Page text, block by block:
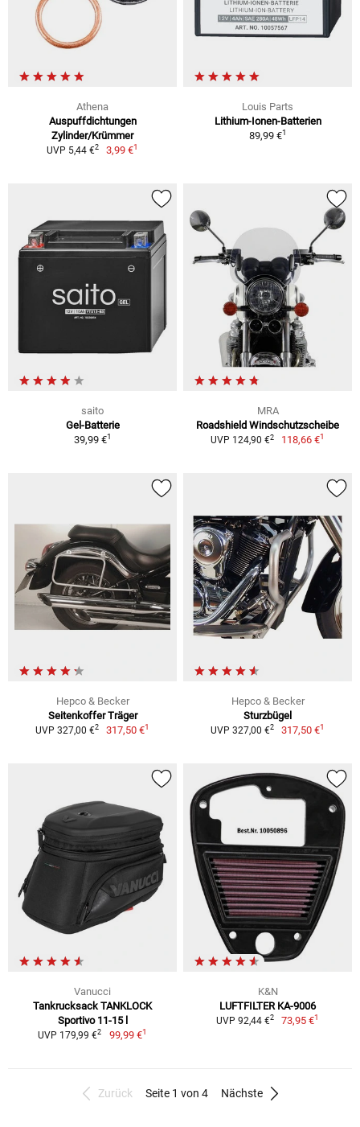
Athena
Auspuffdichtungen
Zylinder/Krümmer
UVP 5,44 €2 3,99 €1
Louis Parts
Lithium-Ionen-Batterien
89,99 €1
saito
Gel-Batterie
39,99 €1
MRA
Roadshield Windschutzscheibe
UVP 124,90 €2 118,66 €1
Hepco & Becker
Seitenkoffer Träger
UVP 327,00 €2 317,50 €1
Hepco & Becker
Sturzbügel
UVP 327,00 €2 317,50 €1
Vanucci
Tankrucksack TANKLOCK
Sportivo 11-15 l
UVP 179,99 €2 99,99 €1
K&N
LUFTFILTER KA-9006
UVP 92,44 €2 73,95 €1
Zurück Seite 1 von 4 Nächste